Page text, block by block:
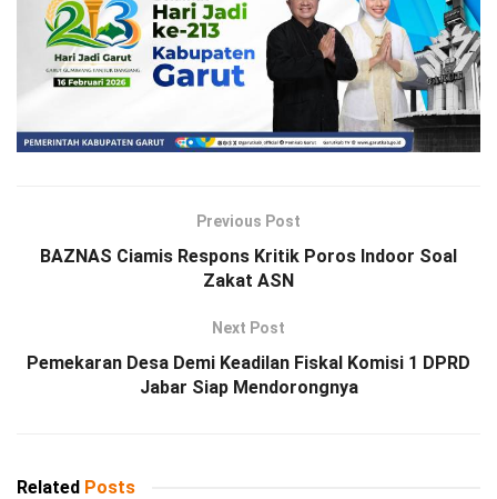
Previous Post
BAZNAS Ciamis Respons Kritik Poros Indoor Soal
Zakat ASN
Next Post
Pemekaran Desa Demi Keadilan Fiskal Komisi 1 DPRD
Jabar Siap Mendorongnya
Related Posts